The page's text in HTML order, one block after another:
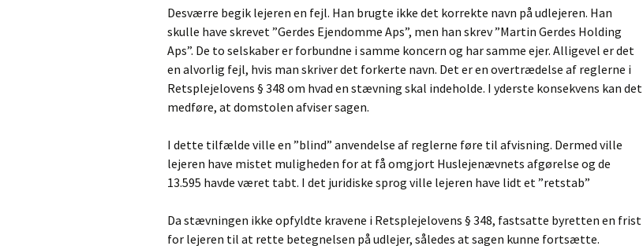
Desværre begik lejeren en fejl. Han brugte ikke det korrekte navn på udlejeren. Han
skulle have skrevet ”Gerdes Ejendomme Aps”, men han skrev ”Martin Gerdes Holding
Aps”. De to selskaber er forbundne i samme koncern og har samme ejer. Alligevel er det
en alvorlig fejl, hvis man skriver det forkerte navn. Det er en overtrædelse af reglerne i
Retsplejelovens § 348 om hvad en stævning skal indeholde. I yderste konsekvens kan det
medføre, at domstolen afviser sagen.
I dette tilfælde ville en ”blind” anvendelse af reglerne føre til afvisning. Dermed ville
lejeren have mistet muligheden for at få omgjort Huslejenævnets afgørelse og de
13.595 havde været tabt. I det juridiske sprog ville lejeren have lidt et ”retstab”
Da stævningen ikke opfyldte kravene i Retsplejelovens § 348, fastsatte byretten en frist
for lejeren til at rette betegnelsen på udlejer, således at sagen kunne fortsætte.